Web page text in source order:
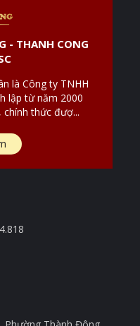
- THANH CONG
là Công ty TNHH
lập từ năm 2000
chính thức đượ...